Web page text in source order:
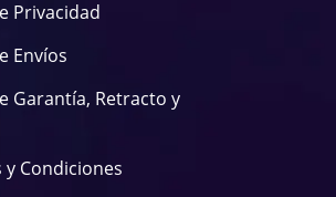
Privacidad
Envíos
Garantía, Retracto y
Condiciones